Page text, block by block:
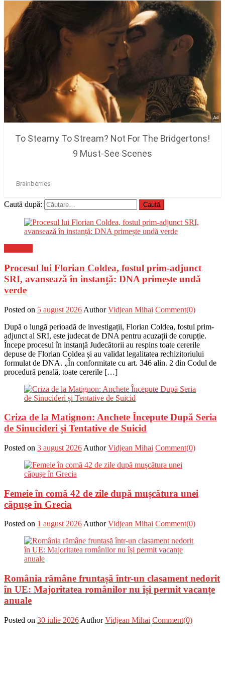
Caută după:
Procesul lui Florian Coldea, fostul prim-adjunct
SRI, avansează în instanță: DNA primește undă
verde
Posted on 5 august 2026 Author Vidjean Mihai Comment(0)
După o lungă perioadă de investigații, Florian Coldea, fostul prim-
adjunct al SRI, este judecat de DNA pentru acuzații de corupție.
Începe procesul în instanță Judecătorii au respins toate cererile
depuse de Florian Coldea și au validat legalitatea rechizitoriului
formulat de DNA. „În conformitate cu art. 346 alin. 2 din Codul de
procedură penală, toate cererile […]
Criza de la Matignon: Anchete Începute După Seria
de Sinucideri și Tentative de Suicid
Posted on 3 august 2026 Author Vidjean Mihai Comment(0)
Femeie în comă 42 de zile după mușcătura unei
căpușe în Grecia
Posted on 1 august 2026 Author Vidjean Mihai Comment(0)
România rămâne fruntașă într-un clasament nedorit
în UE: Majoritatea românilor nu își permit vacanțe
anuale
Posted on 30 iulie 2026 Author Vidjean Mihai Comment(0)